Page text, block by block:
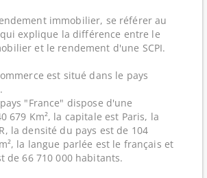
immobilier, se référer au
explique la différence entre le
et le rendement d'une SCPI.
est situé dans le pays
"France" dispose d'une
679 Km², la capitale est Paris, la
la densité du pays est de 104
la langue parlée est le français et
de 66 710 000 habitants.